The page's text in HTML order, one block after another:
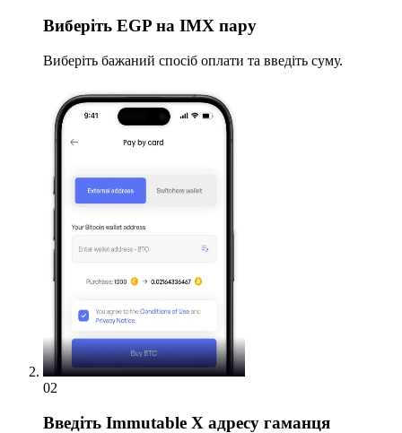
Виберіть EGP на IMX пару
Виберіть бажаний спосіб оплати та введіть суму.
02
Введіть Immutable X адресу гаманця